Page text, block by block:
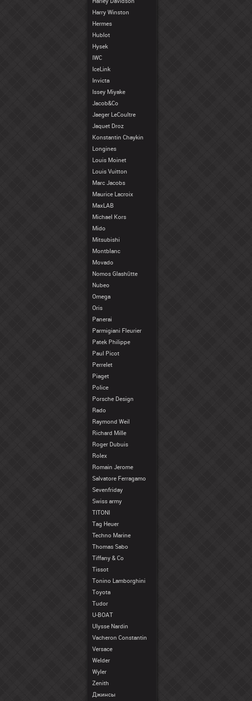
Harry Winston
Hermes
Hublot
Hysek
IWC
IceLink
Invicta
Issey Miyake
Jacob&Co
Jaeger LeCoultre
Jaquet Droz
Konstantin Chaykin
Longines
Louis Moinet
Louis Vuitton
Marc Jacobs
Maurice Lacroix
MaxLAB
Michael Kors
Mido
Mitsubishi
Montblanc
Movado
Nomos Glashütte
Nubeo
Omega
Oris
Panerai
Parmigiani Fleurier
Patek Philippe
Paul Picot
Perrelet
Piaget
Police
Porsche Design
Rado
Raymond Weil
Richard Mille
Roger Dubuis
Rolex
Romain Jerome
Salvatore Ferragamo
Sevenfriday
Swiss army
TITONI
Tag Heuer
Techno Marine
Thomas Sabo
Tiffany & Co
Tissot
Tonino Lamborghini
Toyota
Tudor
U-BOAT
Ulysse Nardin
Vacheron Constantin
Versace
Welder
Wyler
Zenith
Джинсы